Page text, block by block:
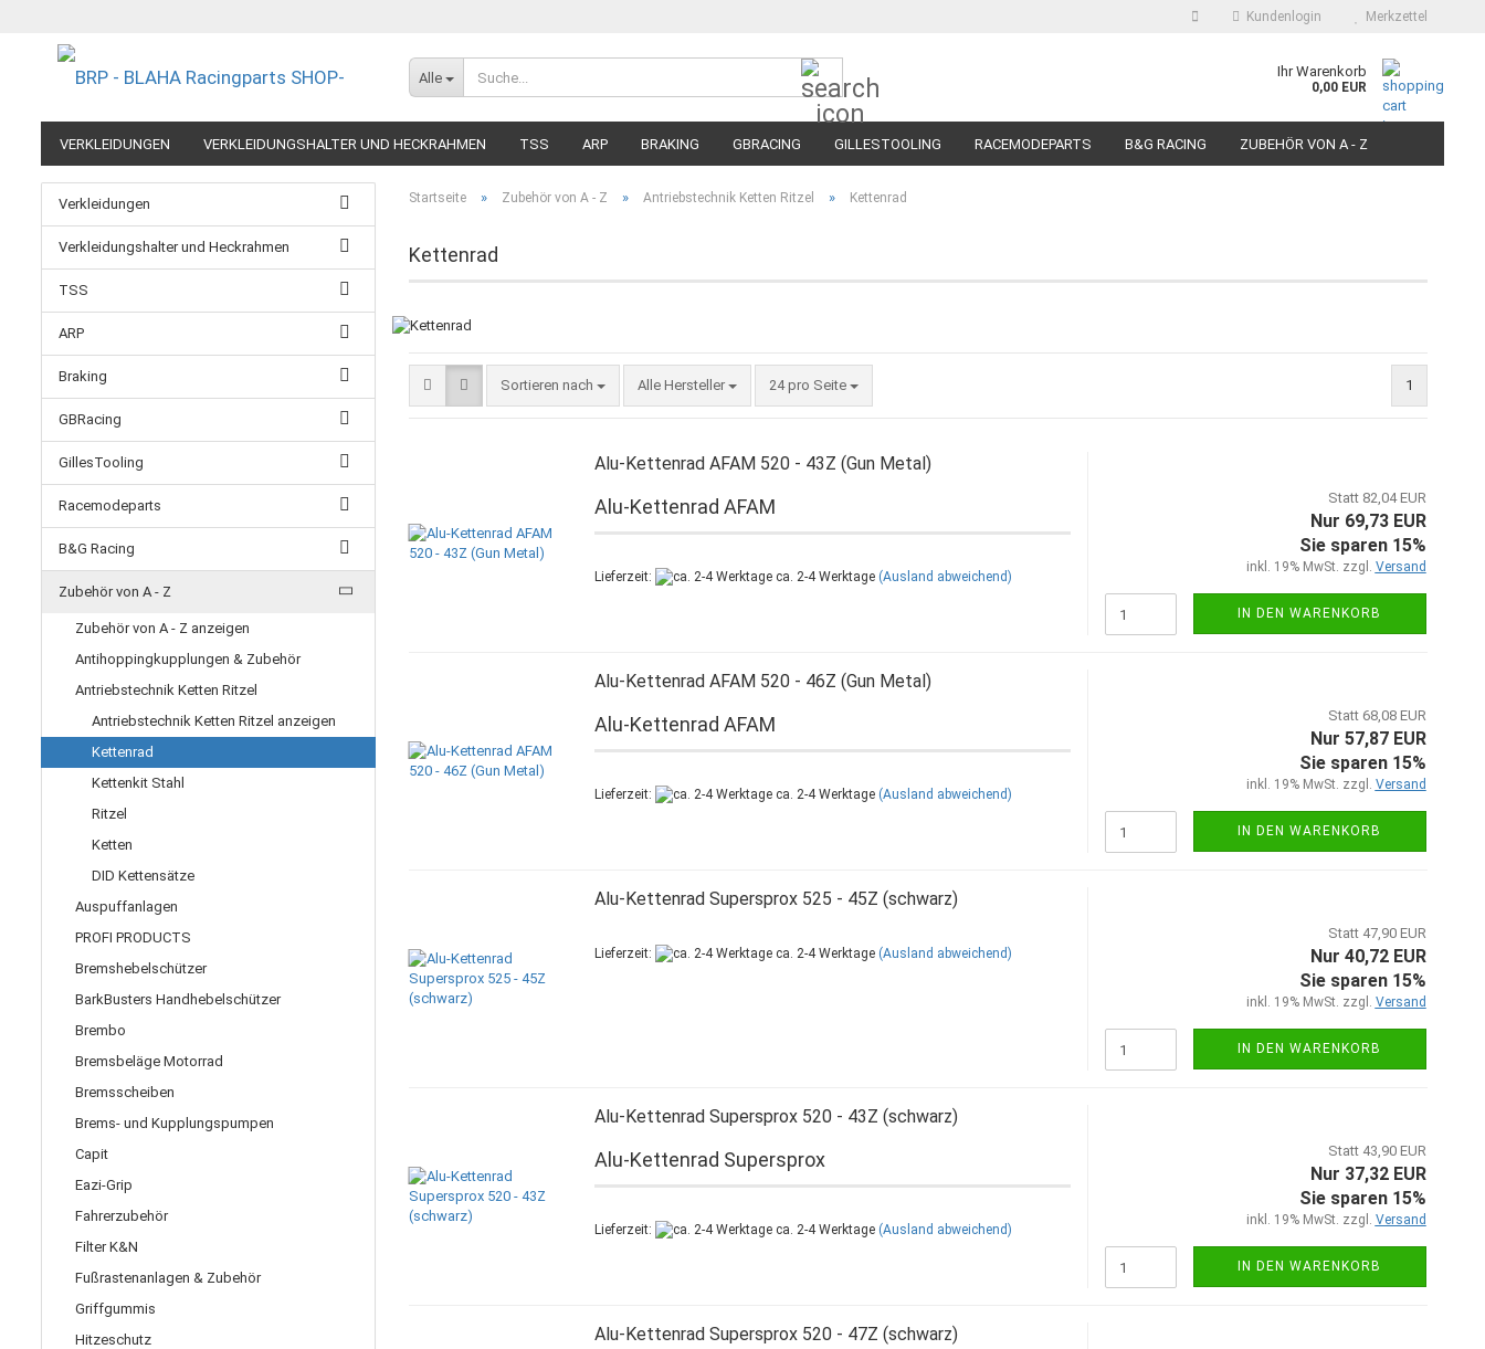
Kundenlogin
Passwort vergessen?
Merkzettel
Alle Ihr Warenkorb
0,00 EUR
VERKLEIDUNGEN VERKLEIDUNGSHALTER UND HECKRAHMEN TSS ARP BRAKING GBRACING GILLESTOOLING RACEMODEPARTS B&G RACING ZUBEHÖR VON A - Z
EXTREME COMPONENTS FELGEN IM MOTORRADRENNSPORT MEGA SALE RENNREIFEN FÜR MOTORRÄDER STRASSENREIFEN FÜR MOTORRÄDER
Startseite » Zubehör von A - Z » Antriebstechnik Ketten Ritzel » Kettenrad
Kettenrad
Sortieren nach
Sortieren nach Alle Hersteller 24 pro Seite
pro Seite 1
Alu-Kettenrad AFAM 520 - 43Z (Gun Metal)
Alu-Kettenrad AFAM
Lieferzeit: ca. 2-4 Werktage (Ausland abweichend)
Statt 82,04 EUR
Nur 69,73 EUR
Sie sparen 15%
inkl. 19% MwSt. zzgl. Versand
IN DEN WARENKORB
Alu-Kettenrad AFAM 520 - 46Z (Gun Metal)
Alu-Kettenrad AFAM
Lieferzeit: ca. 2-4 Werktage (Ausland abweichend)
Statt 68,08 EUR
Nur 57,87 EUR
Sie sparen 15%
inkl. 19% MwSt. zzgl. Versand
IN DEN WARENKORB
Alu-Kettenrad Supersprox 525 - 45Z (schwarz)
Lieferzeit: ca. 2-4 Werktage (Ausland abweichend)
Statt 47,90 EUR
Nur 40,72 EUR
Sie sparen 15%
inkl. 19% MwSt. zzgl. Versand
IN DEN WARENKORB
Alu-Kettenrad Supersprox 520 - 43Z (schwarz)
Alu-Kettenrad Supersprox
Lieferzeit: ca. 2-4 Werktage (Ausland abweichend)
Statt 43,90 EUR
Nur 37,32 EUR
Sie sparen 15%
inkl. 19% MwSt. zzgl. Versand
IN DEN WARENKORB
Alu-Kettenrad Supersprox 520 - 47Z (schwarz)
Verkleidungen
Verkleidungshalter und Heckrahmen
TSS
ARP
Braking
GBRacing
GillesTooling
Racemodeparts
B&G Racing
Zubehör von A - Z
Zubehör von A - Z anzeigen
Antihoppingkupplungen & Zubehör
Antriebstechnik Ketten Ritzel
Antriebstechnik Ketten Ritzel anzeigen
Kettenrad
Kettenkit Stahl
Ritzel
Ketten
DID Kettensätze
Auspuffanlagen
PROFI PRODUCTS
Bremshebelschützer
BarkBusters Handhebelschützer
Brembo
Bremsbeläge Motorrad
Bremsscheiben
Brems- und Kupplungspumpen
Capit
Eazi-Grip
Fahrerzubehör
Filter K&N
Fußrastenanlagen & Zubehör
Griffgummis
Hitzeschutz